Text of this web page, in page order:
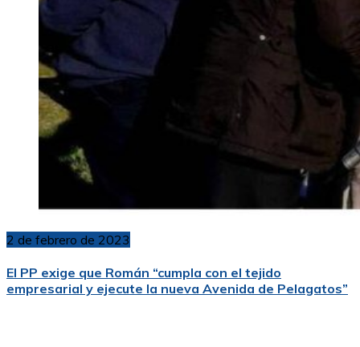
2 de febrero de 2023
El PP exige que Román “cumpla con el tejido
empresarial y ejecute la nueva Avenida de Pelagatos”